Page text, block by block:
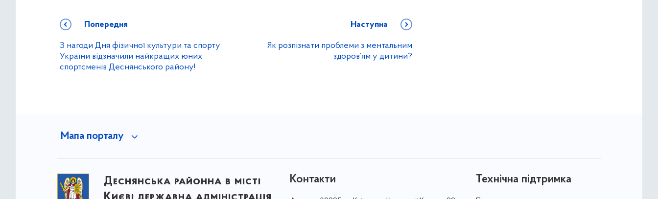
Попередня
З нагоди Дня фізичної культури та спорту
України відзначили найкращих юних
спортсменів Деснянського району!
Наступна
Як розпізнати проблеми з ментальним
здоров’ям у дитини?
Мапа порталу
Деснянська районна в місті
Контакти Технічна підтримка